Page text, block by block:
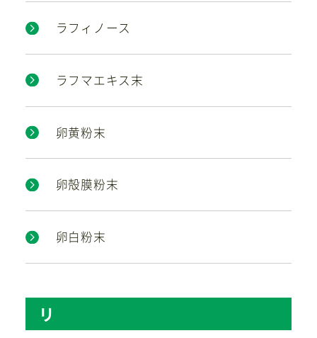
ラフィノース
ラフマエキス末
卵黄粉末
卵殻膜粉末
卵白粉末
リ